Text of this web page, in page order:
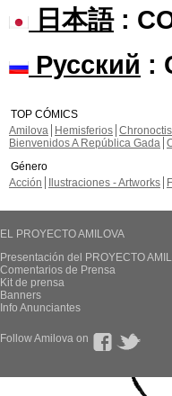
日本語:
Русский :
TOP CÓMICS
Amilova
Hemisferios
Bienvenidos A República Gada
Género
Acción
Ilustraciones - Artworks
EL PROYECTO AMILOVA
Presentación del PROYECTO
Comentarios de Prensa
Kit de prensa
Banners
Info Anunciantes
Follow Amilova on